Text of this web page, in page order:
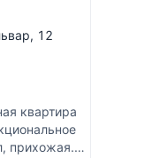
, 12
квартира
прихожая.